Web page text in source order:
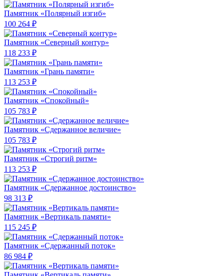
Памятник «Полярный изгиб»
100 264 ₽
Памятник «Северный контур»
118 233 ₽
Памятник «Грань памяти»
113 253 ₽
Памятник «Спокойный»
105 783 ₽
Памятник «Сдержанное величие»
105 783 ₽
Памятник «Строгий ритм»
113 253 ₽
Памятник «Сдержанное достоинство»
98 313 ₽
Памятник «Вертикаль памяти»
115 245 ₽
Памятник «Сдержанный поток»
86 984 ₽